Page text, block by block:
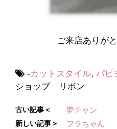
ご来店ありが
-カットスタイル, パピ
ショップ リボン
古い記事＜ 夢チャン
新しい記事＞ フラちゃん